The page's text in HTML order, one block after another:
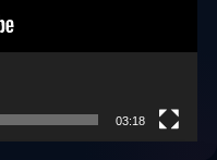
03:18